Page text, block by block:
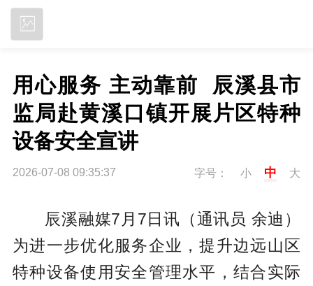
用心服务 主动靠前  辰溪县市
监局赴黄溪口镇开展片区特种
设备安全宣讲
2026-07-08 09:35:37 字号： 小 中 大
辰溪融媒7月7日讯（通讯员 余迪）
为进一步优化服务企业，提升边远山区
特种设备使用安全管理水平，结合实际